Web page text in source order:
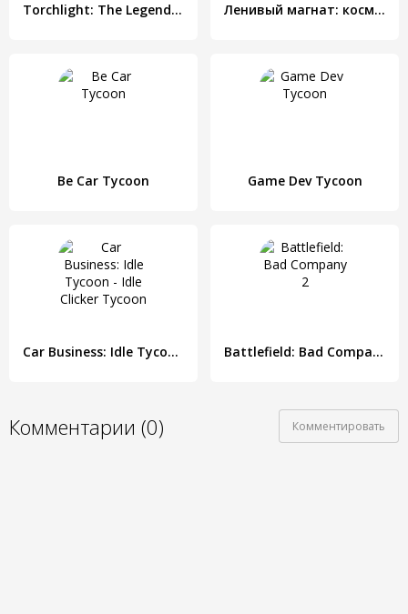
Torchlight: The Legend Continues Ленивый магнат: космическая компания
Be Car Tycoon Game Dev Tycoon
Car Business: Idle Tycoon - Idle Clicker Tycoon Battlefield: Bad Company 2
Комментарии (0) Комментировать